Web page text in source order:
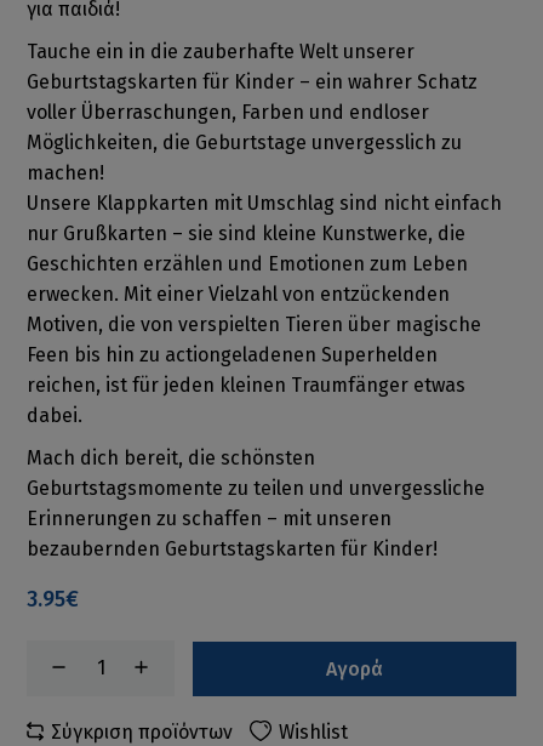
για παιδιά!
Tauche ein in die zauberhafte Welt unserer
Geburtstagskarten für Kinder – ein wahrer Schatz
voller Überraschungen, Farben und endloser
Möglichkeiten, die Geburtstage unvergesslich zu
machen!
Unsere Klappkarten mit Umschlag sind nicht einfach
nur Grußkarten – sie sind kleine Kunstwerke, die
Geschichten erzählen und Emotionen zum Leben
erwecken. Mit einer Vielzahl von entzückenden
Motiven, die von verspielten Tieren über magische
Feen bis hin zu actiongeladenen Superhelden
reichen, ist für jeden kleinen Traumfänger etwas
dabei.
Mach dich bereit, die schönsten
Geburtstagsmomente zu teilen und unvergessliche
Erinnerungen zu schaffen – mit unseren
bezaubernden Geburtstagskarten für Kinder!
3.95€
Αγορά
Σύγκριση προϊόντων Wishlist